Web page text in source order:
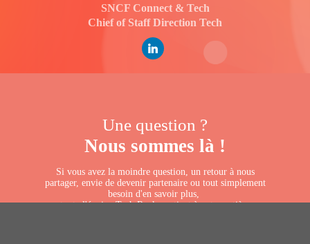
SNCF Connect & Tech
Chief of Staff Direction Tech
Une question ?
Nous sommes là !
Si vous avez la moindre question, un retour à nous
partager, envie de devenir partenaire ou tout simplement
besoin d'en savoir plus,
toute l'équipe Tech.Rocks se tient à votre entière